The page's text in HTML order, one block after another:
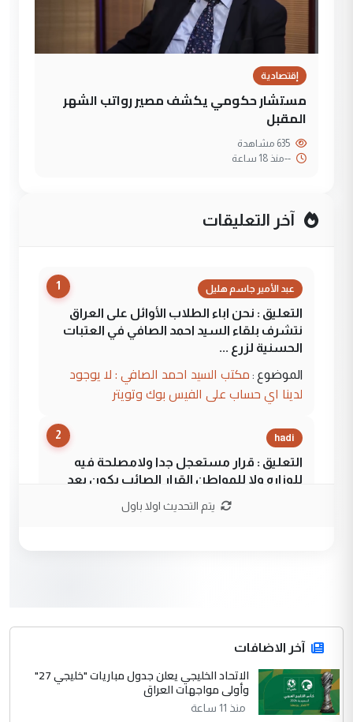
إقتصادية
مستشار حكومي يكشف مصير رواتب الشهر
المقبل
--منذ 18 ساعة
آخر التعليقات
1 عبد الأمير جاسم هليل
التعليق : نحن اباء الطلاب الأوائل على العراق
نتشرف بلقاء السيد احمد الصافي في العتبات
الحسنية لزرع ...
الموضوع : مكتب السيد احمد الصافي : لا يوجود
لدينا اي حساب على الفيس بوك وتويتر
2 hadi
التعليق : قرار مستعجل جدا ولامصلحة فيه
للوزاره ولا للمواطن القرار الصائب يكون بعد
جنسية الرافد الثالث للعراق ومن اصول عريقة
ابا فرات ...
الموضوع :
الجواهري يرد على صدام حسين سل
مضجعيك يابن الزنا (نص كامل)
يتم التحديث اولا باول
آخر الاضافات
الاتحاد الخليجي يعلن جدول مباريات "خليجي 27"
وأولى مواجهات العراق
منذ 11 ساعة